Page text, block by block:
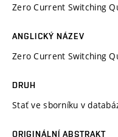
Zero Current Switching
ANGLICKÝ NÁZEV
Zero Current Switching
DRUH
Stať ve sborníku v
ORIGINÁLNÍ ABSTRAKT